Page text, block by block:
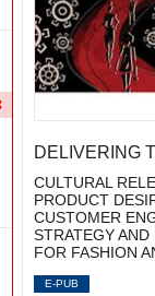
DELIVERING
CULTURAL
PRODUCT
CUSTOMER
STRATEGY AND
FOR FASHION
E-PUB